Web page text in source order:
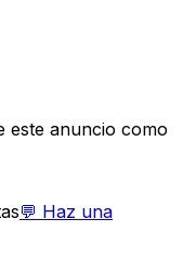
este anuncio como
💬 Haz una